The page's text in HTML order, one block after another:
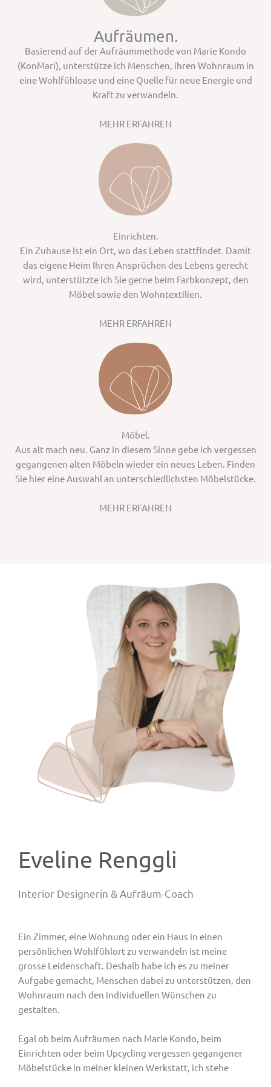
Aufräumen.
Basierend auf der Aufräummethode von Marie Kondo
(KonMari), unterstütze ich Menschen, ihren Wohnraum in
eine Wohlfühloase und eine Quelle für neue Energie und
Kraft zu verwandeln.
MEHR ERFAHREN
Einrichten.
Ein Zuhause ist ein Ort, wo das Leben stattfindet. Damit
das eigene Heim Ihren Ansprüchen des Lebens gerecht
wird, unterstützte ich Sie gerne beim Farbkonzept, den
Möbel sowie den Wohntextilien.
MEHR ERFAHREN
Möbel.
Aus alt mach neu. Ganz in diesem Sinne gebe ich vergessen
gegangenen alten Möbeln wieder ein neues Leben. Finden
Sie hier eine Auswahl an unterschiedlichsten Möbelstücke.
MEHR ERFAHREN
Eveline Renggli
Interior Designerin & Aufräum-Coach
Ein Zimmer, eine Wohnung oder ein Haus in einen
persönlichen Wohlfühlort zu verwandeln ist meine
grosse Leidenschaft. Deshalb habe ich es zu meiner
Aufgabe gemacht, Menschen dabei zu unterstützen, den
Wohnraum nach den individuellen Wünschen zu
gestalten.
Egal ob beim Aufräumen nach Marie Kondo, beim
Einrichten oder beim Upcycling vergessen gegangener
Möbelstücke in meiner kleinen Werkstatt, ich stehe